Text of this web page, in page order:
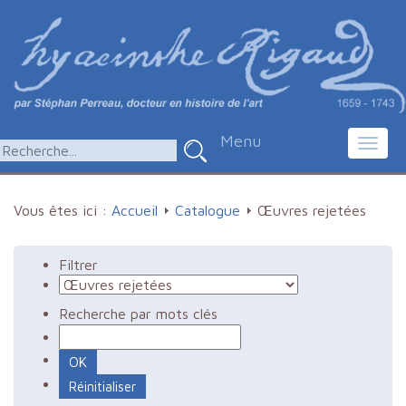
Menu
Vous êtes ici : Accueil Catalogue Œuvres rejetées
Filtrer
Recherche par mots clés